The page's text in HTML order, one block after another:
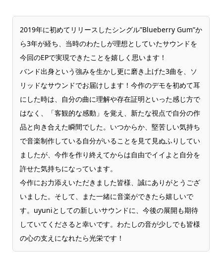
2019年に初めてリリースしたシングル”Blueberry Gum”か
ら3年が経ち、当時のわたしが理想としていたサウンドを
今回のEPで実現できたことを嬉しく思います！
バンド出身という強みを生かし更に磨き上げた3曲を、ソ
リッドなサウンドでお届けします！今作のデモを初めて耳
にした時は、自分の曲に理解や存在証明といった感じ方で
はなく、「客観的な感動」を覚え、新たな視点で自分の作
品と向き合えた瞬間でした。いつからか、堅苦しい気持ち
で音楽制作している自分がいることを見て見ぬふりしてい
ましたが、今作を作り終えてからは自由でイイよと自分を
許せた気持ちになっています。
今作にお力添えいただきました皆様、誠にありがとうござ
いました。そして、また一緒に音楽ができたら嬉しいで
す。uyuniとしての新しいサウンドに、今後の展開も期待
していてくださると幸いです。わたしの音が少しでも皆様
の心の支えになれたら光栄です！